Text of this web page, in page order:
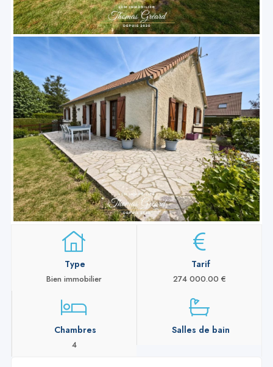
Type
Bien immobilier
Tarif
274 000.00 €
Chambres
4
Salles de bain